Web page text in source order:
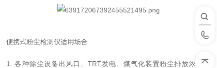
便携式粉尘检测仪适用场合
1. 各种除尘设备出风口、TRT发电、煤气化装置粉尘排放浓度检